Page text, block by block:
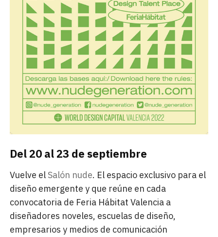
Del 20 al 23 de septiembre
Vuelve el Salón nude. El espacio exclusivo para el
diseño emergente y que reúne en cada
convocatoria de Feria Hábitat Valencia a
diseñadores noveles, escuelas de diseño,
empresarios y medios de comunicación